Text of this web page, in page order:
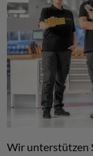
Wir unterstützen